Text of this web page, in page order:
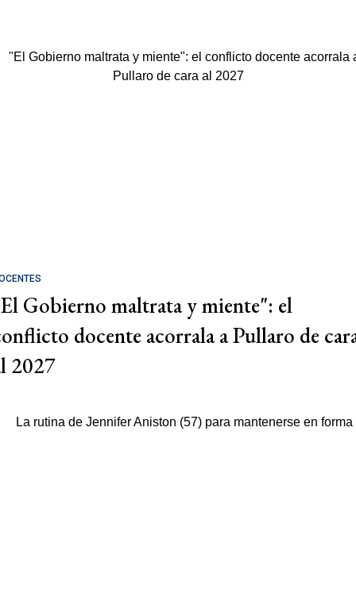
Gobierno maltrata y miente": el
docente acorrala a Pullaro de
2027